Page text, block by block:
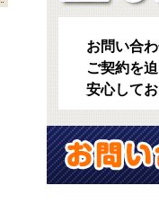
お問い合
ご契約を
安心して